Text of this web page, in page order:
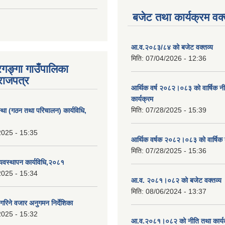
गाउँपालिका
(गठन तथा परिचालन) कार्यविधि,
- 15:35
कार्यविधि,२०८१
- 15:34
वजार अनुगमन निर्देशिका
- 15:32
बजेट तथा कार्यक्रम
आ.व.२०८३/८४ को बजेट वक्तव्य
मिति: 07/04/2026 - 12:36
आर्थिक वर्ष २०८२।०८३ को वार्षिक
कार्यक्रम
मिति: 07/28/2025 - 15:39
आर्थिक वर्षक २०८२।०८३ को
मिति: 07/28/2025 - 15:36
आ.व. २०८१।०८२ को बजेट वक्तव्य
मिति: 08/06/2024 - 13:37
आ.व.२०८१।०८२ को नीति तथा